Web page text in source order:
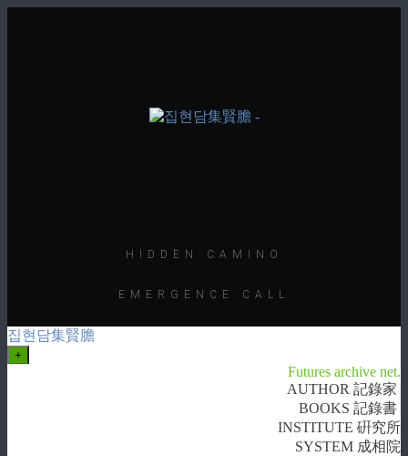
HIDDEN CAMINO
EMERGENCE CALL
집현담集賢膽
+
Futures archive net.
AUTHOR 記錄家
BOOKS 記錄書
INSTITUTE 硏究所
SYSTEM 成相院